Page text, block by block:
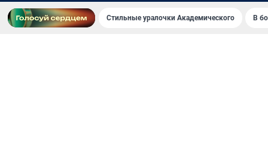
Стильные уралочки Академического В